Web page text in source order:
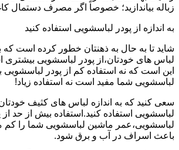
زباله بیاندازید؛ خصوصاً اگر مصرف دستمال
به اندازه از پودر لباسشویی استفاده کنید
شاید تا به حال به ذهنتان خطور کرده است که
لباس های خودتان،از پودر لباسشویی بیشتری
این است که نه استفاده کم از پودر
لباسشویی شما مفید است نه استفاده زیاد!
سعی کنید که به اندازه لباس های کثیف
لباسشویی استفاده کنید.استفاده بیش از حد
لباسشویی،عمر ماشین لباسشویی شما را کم
باعث اسراف در آب و برق شود.